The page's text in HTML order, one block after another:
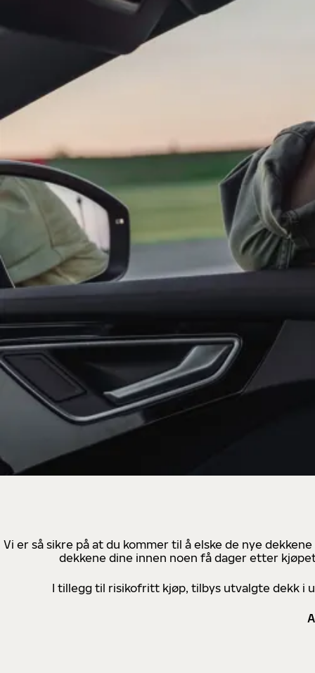
Vi er så sikre på at du kommer til å elske de nye
dekkene dine innen noen få dager etter
I tillegg til risikofritt kjøp, tilbys utvalgte dekk i